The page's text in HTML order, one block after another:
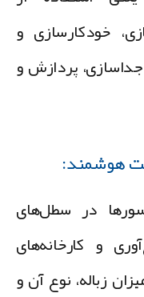
خودکارسازی و
پردازش و
هوشمند:
در سطل‌های
و کارخانه‌های
زباله، نوع آن و